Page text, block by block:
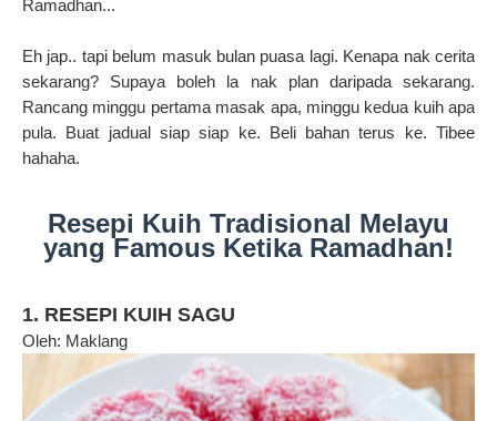
Ramadhan...
Eh jap.. tapi belum masuk bulan puasa lagi. Kenapa nak cerita
sekarang? Supaya boleh la nak plan daripada sekarang.
Rancang minggu pertama masak apa, minggu kedua kuih apa
pula. Buat jadual siap siap ke. Beli bahan terus ke. Tibee
hahaha.
Resepi Kuih Tradisional Melayu
yang Famous Ketika Ramadhan!
1. RESEPI KUIH SAGU
Oleh: Maklang